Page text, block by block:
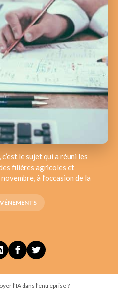
le sujet qui a réuni les
filières agricoles et
à l’occasion de la
l’IA dans l’entreprise ?